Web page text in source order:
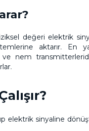
değeri elektrik
aktarır. En
ve nem
elektrik sinyaline